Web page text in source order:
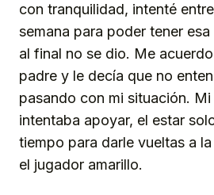
con tranquilidad, intenté
semana para poder tener
al final no se dio. Me
padre y le decía que no
pasando con mi situación.
intentaba apoyar, el estar
tiempo para darle vueltas a
el jugador amarillo.